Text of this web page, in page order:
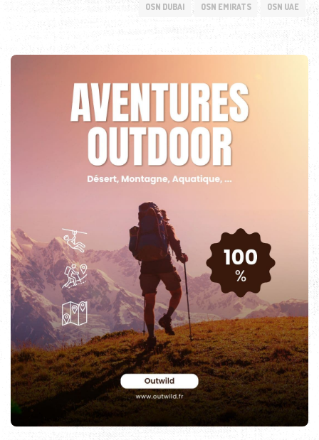
OSN DUBAI OSN EMIRATS OSN UAE